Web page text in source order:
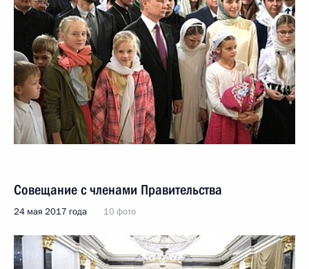
Совещание с членами Правительства
24 мая 2017 года 10 фото